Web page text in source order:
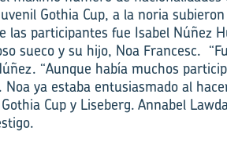
Gothia Cup, a la noria
las participantes fue Isabel Núñez
sueco y su hijo, Noa Francesc.
“Aunque había muchos
Noa ya estaba entusiasmado al
Cup y Liseberg. Annabel